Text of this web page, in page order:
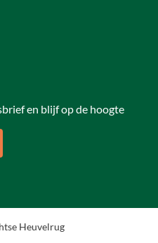
en blijf op de hoogte
Heuvelrug